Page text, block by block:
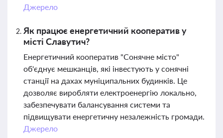
Джерело
Як працює енергетичний кооператив у
місті Славутич?
Енергетичний кооператив "Сонячне місто"
об'єднує мешканців, які інвестують у сонячні
станції на дахах муніципальних будинків. Це
дозволяє виробляти електроенергію локально,
забезпечувати балансування системи та
підвищувати енергетичну незалежність громади.
Джерело